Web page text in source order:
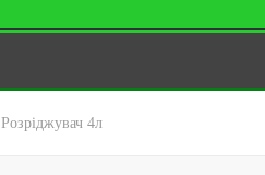
Розріджувач 4л